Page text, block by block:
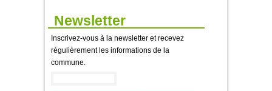
Newsletter
Inscrivez-vous à la newsletter et recevez
régulièrement les informations de la
commune.